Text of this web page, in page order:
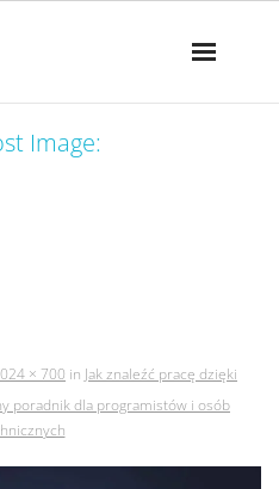
Image:
× 700 in Jak znaleźć pracę dzięki
poradnik dla programistów i osób